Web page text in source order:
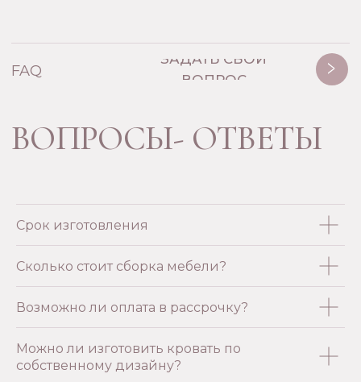
Срок изготовления
Сколько стоит сборка мебели?
Возможно ли оплата в рассрочку?
Можно ли изготовить кровать по
собственному дизайну?